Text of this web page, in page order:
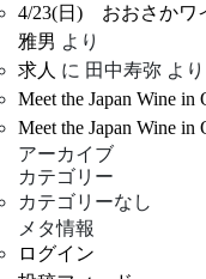
4/23(日) おおさかワ
雅男 より
求人 に 田中寿弥 より
Meet the Japan Wine in
Meet the Japan Wine in
アーカイブ
カテゴリー
カテゴリーなし
メタ情報
ログイン